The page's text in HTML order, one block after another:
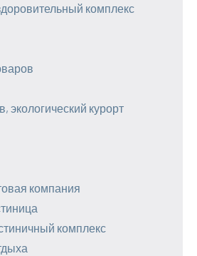
комплекс
экологический курорт
компания
комплекс